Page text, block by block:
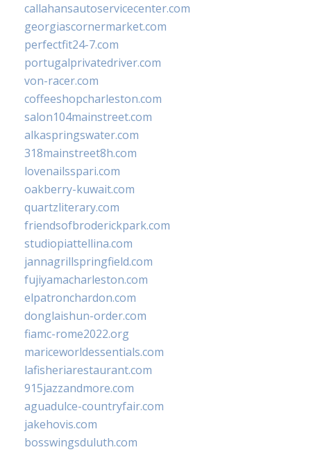
callahansautoservicecenter.com
georgiascornermarket.com
perfectfit24-7.com
portugalprivatedriver.com
von-racer.com
coffeeshopcharleston.com
salon104mainstreet.com
alkaspringswater.com
318mainstreet8h.com
lovenailsspari.com
oakberry-kuwait.com
quartzliterary.com
friendsofbroderickpark.com
studiopiattellina.com
jannagrillspringfield.com
fujiyamacharleston.com
elpatronchardon.com
donglaishun-order.com
fiamc-rome2022.org
mariceworldessentials.com
lafisheriarestaurant.com
915jazzandmore.com
aguadulce-countryfair.com
jakehovis.com
bosswingsduluth.com